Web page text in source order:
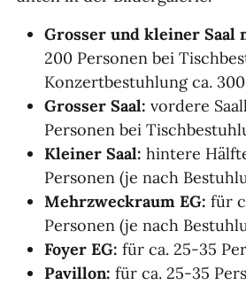
Grosser und kleiner Saal
200 Personen bei
Konzertbestuhlung ca.
Grosser Saal: vordere
Personen bei
Kleiner Saal: hintere
Personen (je nach
Mehrzweckraum EG: für
Personen (je nach
Foyer EG: für ca. 25-35
Pavillon: für ca. 25-35